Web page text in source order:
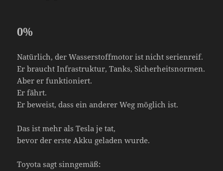
0%
Natürlich, der Wasserstoffmotor ist nicht serienreif.
Er braucht Infrastruktur, Tanks, Sicherheitsnormen.
Aber er funktioniert.
Er fährt.
Er beweist, dass ein anderer Weg möglich ist.
Das ist mehr als Tesla je tat,
bevor der erste Akku geladen wurde.
Toyota sagt sinngemäß: